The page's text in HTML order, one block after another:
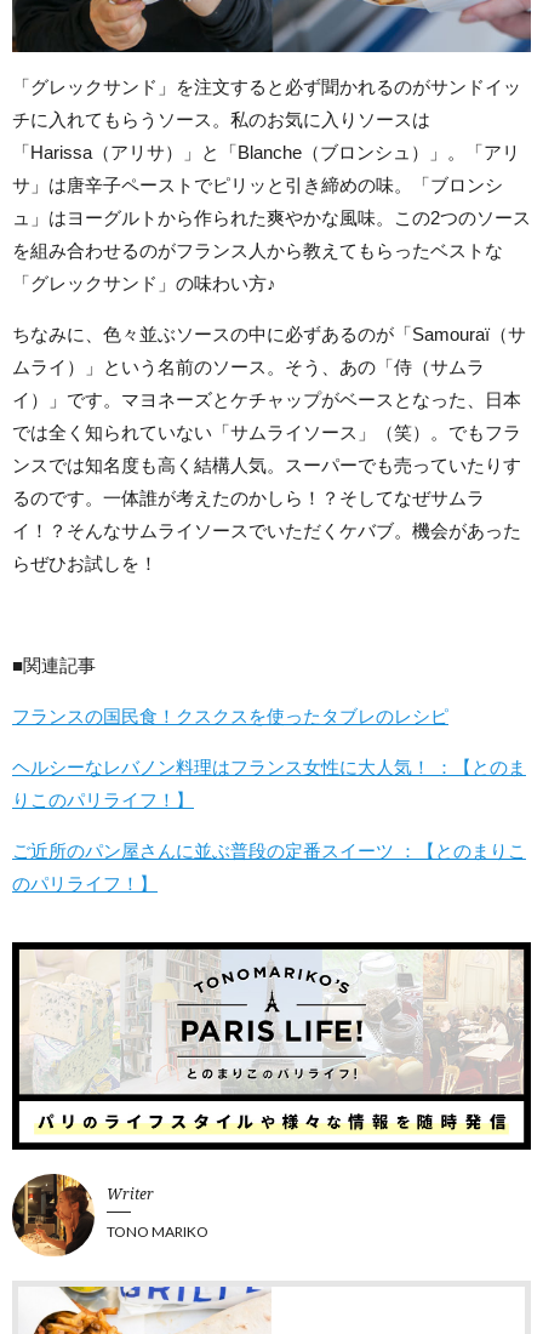
「グレックサンド」を注文すると必ず聞かれるのがサンドイッ
チに入れてもらうソース。私のお気に入りソースは
「Harissa（アリサ）」と「Blanche（ブロンシュ）」。「アリ
サ」は唐辛子ペーストでピリッと引き締めの味。「ブロンシ
ュ」はヨーグルトから作られた爽やかな風味。この2つのソース
を組み合わせるのがフランス人から教えてもらったベストな
「グレックサンド」の味わい方♪
ちなみに、色々並ぶソースの中に必ずあるのが「Samouraï（サ
ムライ）」という名前のソース。そう、あの「侍（サムラ
イ）」です。マヨネーズとケチャップがベースとなった、日本
では全く知られていない「サムライソース」（笑）。でもフラ
ンスでは知名度も高く結構人気。スーパーでも売っていたりす
るのです。一体誰が考えたのかしら！？そしてなぜサムラ
イ！？そんなサムライソースでいただくケバブ。機会があった
らぜひお試しを！
■関連記事
フランスの国民食！クスクスを使ったタブレのレシピ
ヘルシーなレバノン料理はフランス女性に大人気！ ：【とのま
りこのパリライフ！】
ご近所のパン屋さんに並ぶ普段の定番スイーツ ：【とのまりこ
のパリライフ！】
Writer
TONO MARIKO